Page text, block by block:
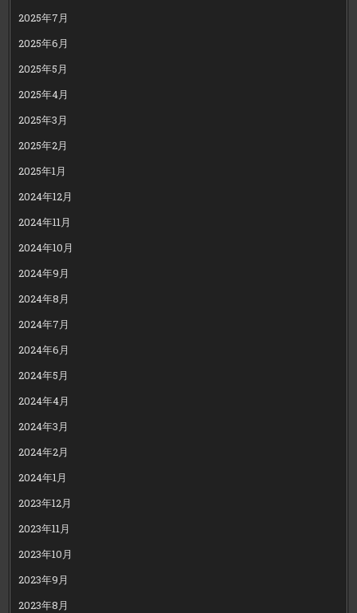
2025年7月
2025年6月
2025年5月
2025年4月
2025年3月
2025年2月
2025年1月
2024年12月
2024年11月
2024年10月
2024年9月
2024年8月
2024年7月
2024年6月
2024年5月
2024年4月
2024年3月
2024年2月
2024年1月
2023年12月
2023年11月
2023年10月
2023年9月
2023年8月